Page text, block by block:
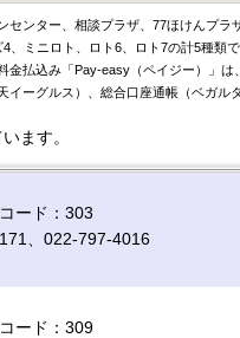
ンター、相談プラザ、77ほけんプラ
、ミニロト、ロト6、ロト7の計5種類で
金払込み「Pay-easy（ペイジー）」は
イーグルス）、総合口座通帳（ベガル
ます。
ード：303
、022-797-4016
ード：309